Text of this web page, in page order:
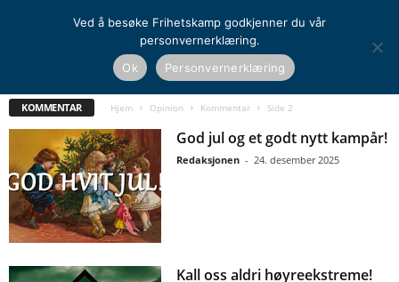
KOMMENTAR KRONIKK LESERINNLEGG VERDENSANSKUELSE
KOMMENTAR Hjem Opinion Kommentar Side 2
God jul og et godt nytt kampår!
Redaksjonen - 24. desember 2025
Kall oss aldri høyreekstreme!
Ved å besøke Frihetskamp godkjenner du vår
personvernerklæring.
Ok
Personvernerklæring